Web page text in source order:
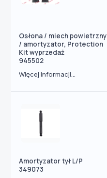
Osłona / miech powietrzny
/ amortyzator, Protection
Kit wyprzedaż
945502
Więcej informacji...
Amortyzator tył L/P
349073